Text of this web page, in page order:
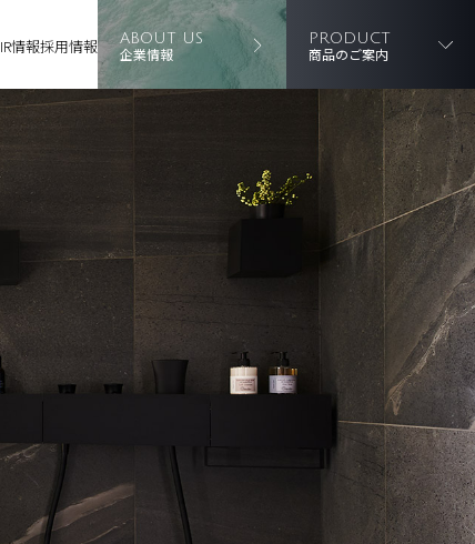
IR情報採用情報 ABOUT US
企業情報
PRODUCT
商品のご案内